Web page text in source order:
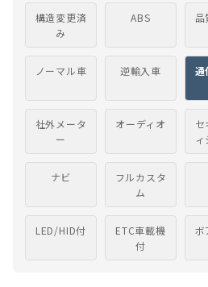
構造変更済
み
ABS
ノーマル車 逆輸入車
通
社外メータ
ー
オーディオ
セ
ナビ
フルカスタ
ム
LED/HID付
ETC車載機
付
ボ